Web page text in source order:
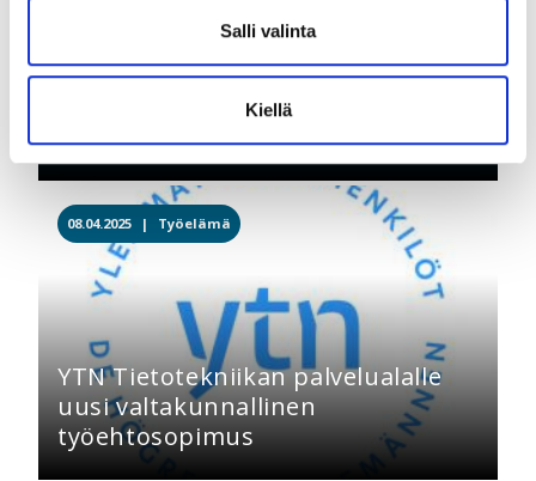
Salli valinta
Kiellä
YTN Energia-alalle neuvottelutulos
08.04.2025 | Työelämä
YTN Tietotekniikan palvelualalle
uusi valtakunnallinen
työehtosopimus